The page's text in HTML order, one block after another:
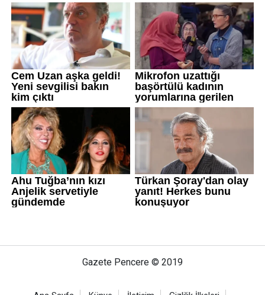
Gazete Pencere © 2019